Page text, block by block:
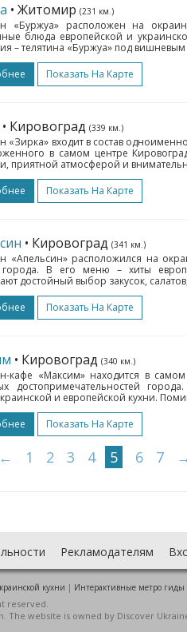
• Житомир (231 км.)
«Буржуа» расположен на
блюда европейской и
– телятина «Буржуа» под вишневым
Показать На Карте
• Кировоград (339 км.)
«Зирка» входит в состав
в самом центре
приятной атмосферой и
Показать На Карте
• Кировоград (341 км.)
«Апельсин» расположился на
города. В его меню – хиты
достойный выбор закусок,
Показать На Карте
• Кировоград (340 км.)
кафе «Максим» находится в
достопримечательностей
и европейской кухни.
Показать На Карте
← 1 2 3 4 5 6 7
Рекламодателям
кухни | Интерактивные метро гиды
reserved.
website is owned by Discover